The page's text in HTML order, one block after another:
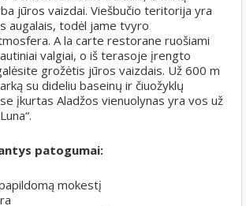
jūros vaizdai. Viešbučio teritorija yra
augalais, todėl jame tvyro
A la carte restorane ruošiami
valgiai, o iš terasoje įrengto
grožėtis jūros vaizdais. Už 600 m
su dideliu baseinų ir čiuožyklų
įkurtas Aladžos vienuolynas yra vos už
patogumai:
mokestį